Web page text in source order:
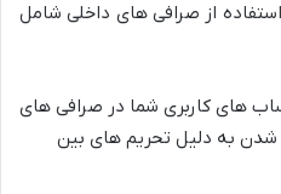
از صرافی های داخلی شامل
های کاربری شما در صرافی های
به دلیل تحریم های بین